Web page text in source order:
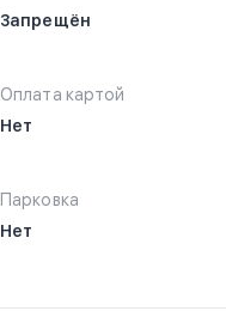
Запрещён
Оплата картой
Нет
Парковка
Нет